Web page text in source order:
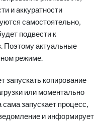
и аккуратности
самостоятельно,
подвести к
Поэтому актуальные
режиме.
запускать копирование
или моментально
запускает процесс,
и информирует